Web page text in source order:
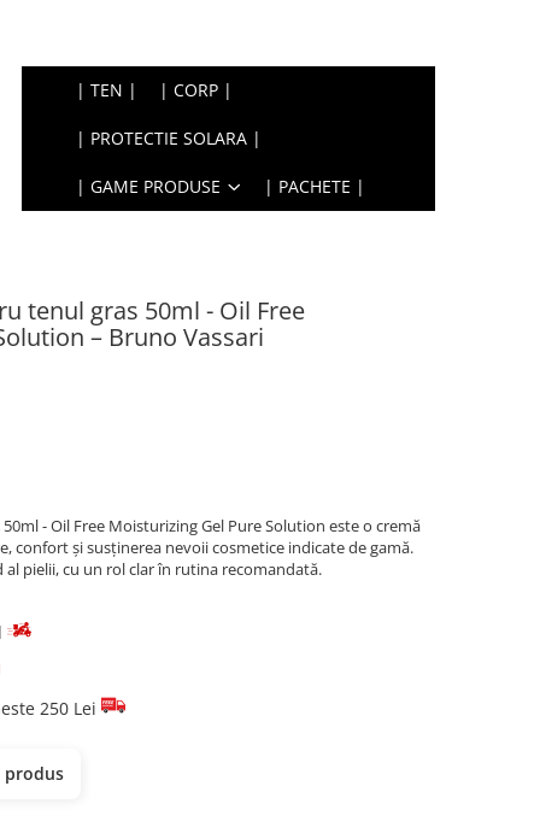
| TEN | | CORP |
| PROTECTIE SOLARA |
| GAME PRODUSE | PACHETE |
tenul gras 50ml - Oil Free
– Bruno Vassari
- Oil Free Moisturizing Gel Pure Solution este o cremă
confort și susținerea nevoii cosmetice indicate de gamă.
pielii, cu un rol clar în rutina recomandată.
250 Lei
produs